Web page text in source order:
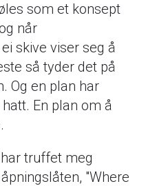
som et konsept
når
skive viser seg å
så tyder det på
Og en plan har
En plan om å
truffet meg
"Where